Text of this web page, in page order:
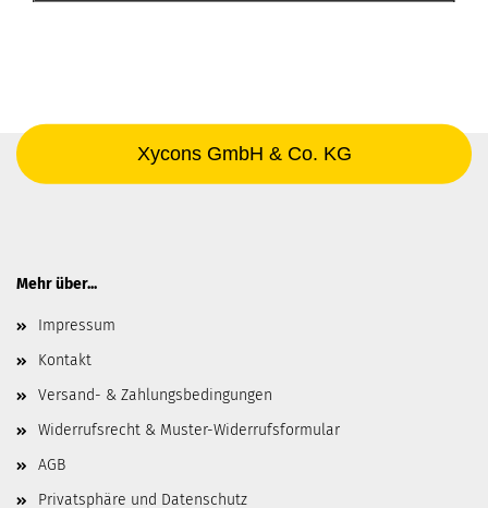
Xycons GmbH & Co. KG
Mehr über...
Impressum
Kontakt
Versand- & Zahlungsbedingungen
Widerrufsrecht & Muster-Widerrufsformular
AGB
Privatsphäre und Datenschutz